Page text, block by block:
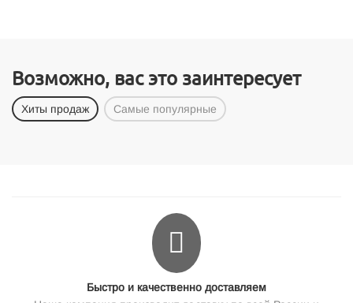
Возможно, вас это заинтересует
Хиты продаж Самые популярные
Быстро и качественно доставляем